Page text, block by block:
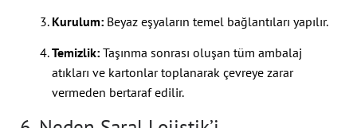
Kurulum: Beyaz eşyaların temel bağlantıları yapılır.
Temizlik: Taşınma sonrası oluşan tüm ambalaj
atıkları ve kartonlar toplanarak çevreye zarar
vermeden bertaraf edilir.